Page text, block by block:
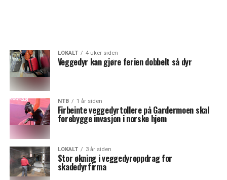
LOKALT 4 uker siden
Veggedyr kan gjøre ferien dobbelt så dyr
NTB 1 år siden
Firbeinte veggedyrtollere på Gardermoen skal
forebygge invasjon i norske hjem
LOKALT 3 år siden
Stor økning i veggedyroppdrag for
skadedyrfirma